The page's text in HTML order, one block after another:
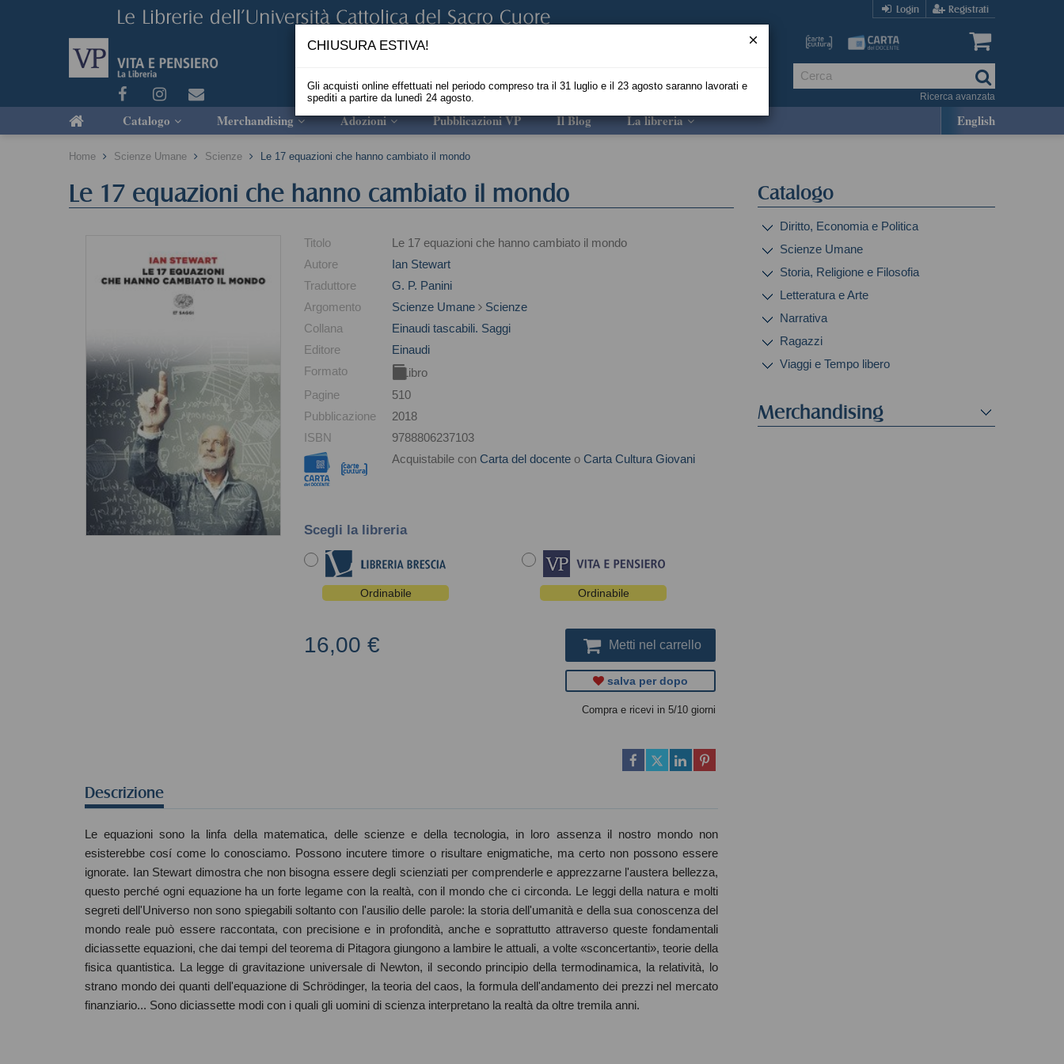
Login Registrati
Ricerca avanzata
Catalogo Merchandising Adozioni Pubblicazioni VP Il Blog La libreria English
Home Scienze Umane Scienze Le 17 equazioni che hanno cambiato il mondo
Le 17 equazioni che hanno cambiato il mondo
Titolo
Le 17 equazioni che hanno cambiato il mondo
Autore
Ian Stewart
Traduttore
G. P. Panini
Argomento
Scienze Umane
Scienze
Collana
Einaudi tascabili. Saggi
Editore
Einaudi
Formato
Libro
Pagine
510
Pubblicazione
2018
ISBN
9788806237103
Acquistabile con Carta del docente o Carta Cultura Giovani
Scegli la libreria
Ordinabile Ordinabile
16,00 € Metti nel carrello
salva per dopo
Compra e ricevi in 5/10 giorni
Descrizione
Le equazioni sono la linfa della matematica, delle scienze e della tecnologia, in loro assenza il nostro mondo non
esisterebbe cosí come lo conosciamo. Possono incutere timore o risultare enigmatiche, ma certo non possono essere
ignorate. Ian Stewart dimostra che non bisogna essere degli scienziati per comprenderle e apprezzarne l'austera bellezza,
questo perché ogni equazione ha un forte legame con la realtà, con il mondo che ci circonda. Le leggi della natura e molti
segreti dell'Universo non sono spiegabili soltanto con l'ausilio delle parole: la storia dell'umanità e della sua conoscenza del
mondo reale può essere raccontata, con precisione e in profondità, anche e soprattutto attraverso queste fondamentali
diciassette equazioni, che dai tempi del teorema di Pitagora giungono a lambire le attuali, a volte «sconcertanti», teorie della
fisica quantistica. La legge di gravitazione universale di Newton, il secondo principio della termodinamica, la relatività, lo
strano mondo dei quanti dell'equazione di Schrödinger, la teoria del caos, la formula dell'andamento dei prezzi nel mercato
finanziario... Sono diciassette modi con i quali gli uomini di scienza interpretano la realtà da oltre tremila anni.
Catalogo
Diritto, Economia e Politica
Scienze Umane
Storia, Religione e Filosofia
Letteratura e Arte
Narrativa
Ragazzi
Viaggi e Tempo libero
Merchandising
CHIUSURA ESTIVA!
Gli acquisti online effettuati nel periodo compreso tra il 31 luglio e il 23 agosto saranno lavorati e
spediti a partire da lunedì 24 agosto.